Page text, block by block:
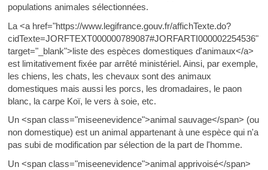
populations animales sélectionnées.
La <a href="https://www.legifrance.gouv.fr/affichTexte.do?
cidTexte=JORFTEXT000000789087#JORFARTI000002254536"
target="_blank">liste des espèces domestiques d'animaux</a>
est limitativement fixée par arrêté ministériel. Ainsi, par exemple,
les chiens, les chats, les chevaux sont des animaux
domestiques mais aussi les porcs, les dromadaires, le paon
blanc, la carpe Koï, le vers à soie, etc.
Un <span class="miseenevidence">animal sauvage</span> (ou
non domestique) est un animal appartenant à une espèce qui n'a
pas subi de modification par sélection de la part de l'homme.
Un <span class="miseenevidence">animal apprivoisé</span>